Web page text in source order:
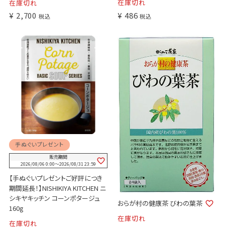
在庫切れ
¥ 2,700 税込
在庫切れ
¥ 486 税込
手ぬぐいプレゼント
販売期間
2026/08/06 0:00〜2026/08/31 23:59
【手ぬぐいプレゼントご好評につき
期間延長！】NISHIKIYA KITCHEN ニ
シキヤキッチン コーンポタージュ
160g
在庫切れ
おらが村の健康茶 びわの葉茶
在庫切れ